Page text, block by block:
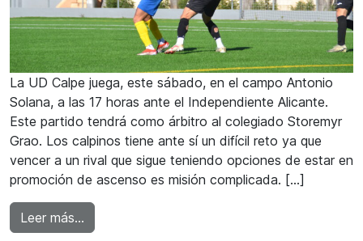
La UD Calpe juega, este sábado, en el campo Antonio
Solana, a las 17 horas ante el Independiente Alicante.
Este partido tendrá como árbitro al colegiado Storemyr
Grao. Los calpinos tiene ante sí un difícil reto ya que
vencer a un rival que sigue teniendo opciones de estar en
promoción de ascenso es misión complicada. […]
Leer más…